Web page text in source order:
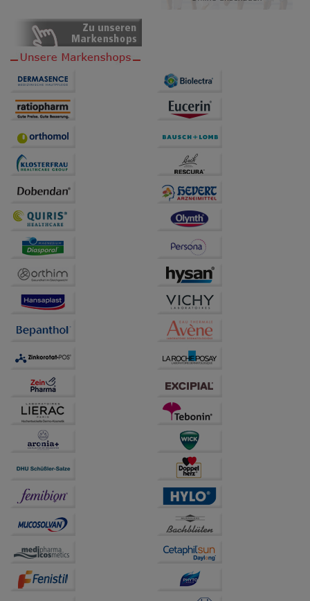
Website weiter für Sie optimieren können, den Inhalt
auf unserer Website aber auch die Werbung auf
Drittseiten möglichst relevant für Sie zu gestalten.
Bitte beachten Sie, dass Daten hierfür teilweise an
übertragen werden.